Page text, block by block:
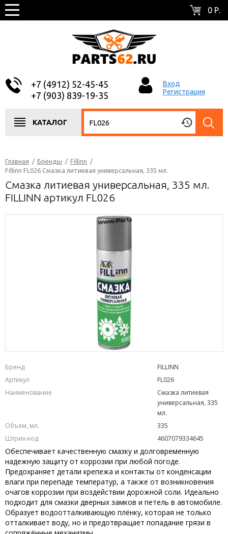
0 Р.
+7 (4912) 52-45-45
+7 (903) 839-19-35
Вход
Регистрация
КАТАЛОГ
Главная / Бренды / Fillinn /
Fillinn FL026 Смазка литиевая универсальная, 335 мл.
Смазка литиевая универсальная, 335 мл.
FILLINN артикул FL026
Бренд
FILLINN
Артикул
FL026
Наименование
Смазка литиевая
универсальная, 335
мл.
Объем, мл.
335
Штрих-код
4607079334645
Обеспечивает качественную смазку и долговременную
надежную защиту от коррозии при любой погоде.
Предохраняет детали крепежа и контакты от конденсации
влаги при перепаде температур, а также от возникновения
очагов коррозии при воздействии дорожной соли. Идеально
подходит для смазки дверных замков и петель в автомобиле.
Образует водоотталкивающую плёнку, которая не только
отталкивает воду, но и предотвращает попадание грязи в